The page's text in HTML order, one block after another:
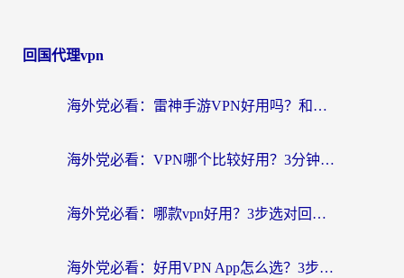
回国代理vpn
海外党必看：雷神手游VPN好用吗？和天速回国VPN对比哪个回国效果更好？附实用加速器选择指南
海外党必看：VPN哪个比较好用？3分钟找到适合你的回国加速方案
海外党必看：哪款vpn好用？3步选对回国加速器，无缝刷剧玩游戏
海外党必看：好用VPN App怎么选？3步教你无缝访问国内资源